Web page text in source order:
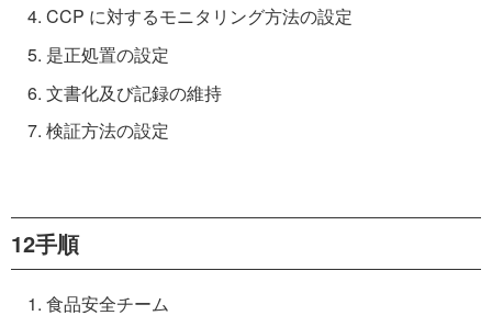
CCP に対するモニタリング方法の設定
是正処置の設定
文書化及び記録の維持
検証方法の設定
12手順
食品安全チーム